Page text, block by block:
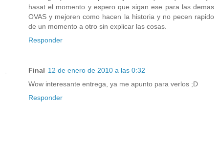
hasat el momento y espero que sigan ese para las demas
OVAS y mejoren como hacen la historia y no pecen rapido
de un momento a otro sin explicar las cosas.
Responder
Final 12 de enero de 2010 a las 0:32
Wow interesante entrega, ya me apunto para verlos ;D
Responder